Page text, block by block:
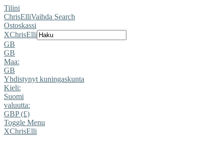
Tilini
ChrisElliVaihda Search
Ostoskassi
XChrisElli
GB
GB
Maa:
GB
Yhdistynyt kuningaskunta
Kieli:
Suomi
valuutta:
GBP (£)
Toggle Menu
XChrisElli